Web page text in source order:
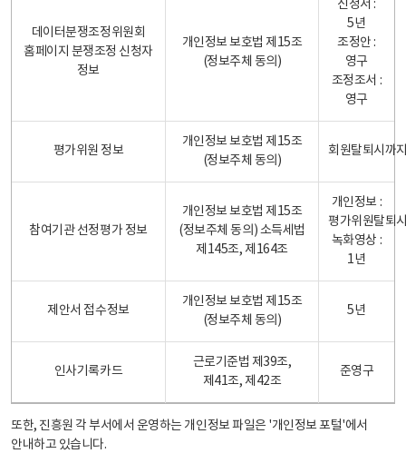
데이터분쟁조정위원회
홈페이지 분쟁조정 신청자
정보
개인정보 보호법 제15조
(정보주체 동의)
신청서 :
5년
조정안 :
영구
조정조서 :
영구
평가위원 정보
개인정보 보호법 제15조
(정보주체 동의)
회원탈퇴시까
참여기관 선정평가 정보
개인정보 보호법 제15조
(정보주체 동의) 소득세법
제145조, 제164조
개인정보 :
평가위원탈퇴
녹화영상 :
1년
제안서 접수정보
개인정보 보호법 제15조
(정보주체 동의)
5년
인사기록카드
근로기준법 제39조,
제41조, 제42조
준영구
또한, 진흥원 각 부서에서 운영하는 개인정보 파일은 '개인정보 포털'에서
안내하고 있습니다.